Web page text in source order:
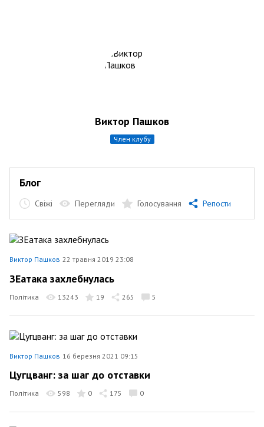
Виктор Пашков
член клубу
Блог
Свіжі Перегляди Голосування Репости
Виктор Пашков 22 травня 2019 23:08
ЗЕатака захлебнулась
Політика 13243 19 265 5
Виктор Пашков 16 березня 2021 09:15
Цугцванг: за шаг до отставки
Політика 598 0 175 0